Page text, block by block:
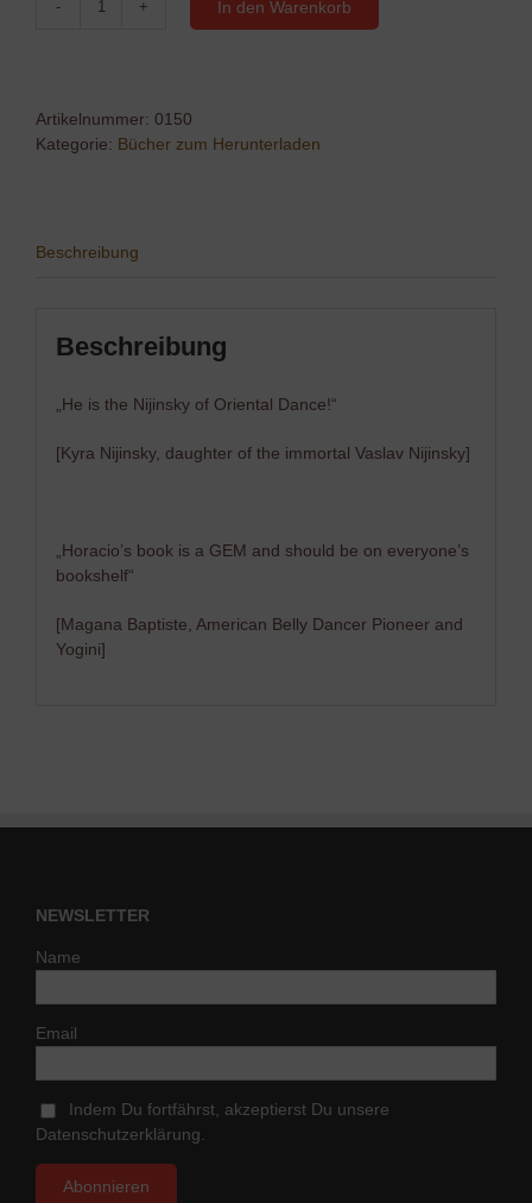
Horacio
a
male
In den Warenkorb
Artikelnummer: 0150
Kategorie: Bücher zum Herunterladen
Beschreibung
Beschreibung
„He is the Nijinsky of Oriental Dance!“
[Kyra Nijinsky, daughter of the immortal Vaslav Nijinsky]
„Horacio’s book is a GEM and should be on everyone’s
bookshelf“
[Magana Baptiste, American Belly Dancer Pioneer and
Yogini]
NEWSLETTER
Name
Email
Indem Du fortfährst, akzeptierst Du unsere
Datenschutzerklärung.